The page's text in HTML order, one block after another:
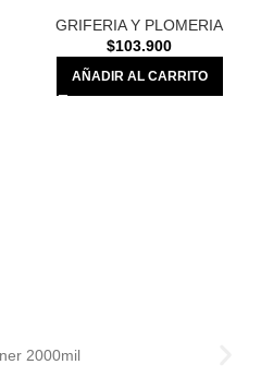
GRIFERIA Y PLOMERIA
$103.900
AÑADIR AL CARRITO